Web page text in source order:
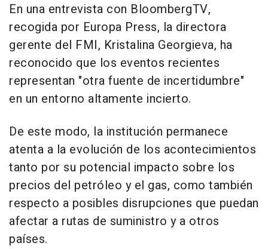
En una entrevista con BloombergTV,
recogida por Europa Press, la directora
gerente del FMI, Kristalina Georgieva, ha
reconocido que los eventos recientes
representan "otra fuente de incertidumbre"
en un entorno altamente incierto.
De este modo, la institución permanece
atenta a la evolución de los acontecimientos
tanto por su potencial impacto sobre los
precios del petróleo y el gas, como también
respecto a posibles disrupciones que puedan
afectar a rutas de suministro y a otros
países.